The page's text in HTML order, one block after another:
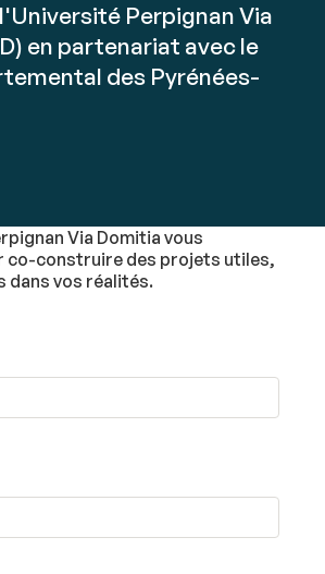
Perpignan Via
en partenariat avec le
des Pyrénées-
Via Domitia vous
co-construire des projets utiles,
dans vos réalités.